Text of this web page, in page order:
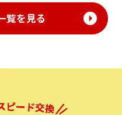
覧を見る